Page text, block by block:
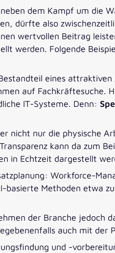
dem Kampf um die
dürfte also
wertvollen Beitrag
werden. Folgende
eines
auf Fachkräftesuche.
IT-Systeme. Denn:
nicht nur die physische
kann da zum
in Echtzeit dargestellt
Workforce-
basierte Methoden etwa
der Branche jedoch
auch mit der
und -